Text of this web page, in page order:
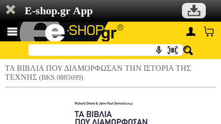
E-shop.gr App
ΤΑ ΒΙΒΛΙΑ ΠΟΥ ΔΙΑΜΟΡΦΩΣΑΝ ΤΗΝ ΙΣΤΟΡΙΑ ΤΗΣ
ΤΕΧΝΗΣ (BKS.0885699)